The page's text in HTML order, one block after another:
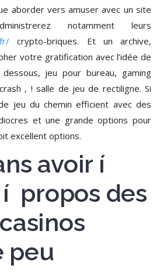
aborder vers amuser avec un site
notamment leurs
crypto-briques. Et un archive,
votre gratification avec l’idée de
jeu pour bureau, gaming
, ! salle de jeu de rectiligne. Si
jeu du chemin efficient avec des
et une grande options pour
excellent options.
avoir í
propos des
peu